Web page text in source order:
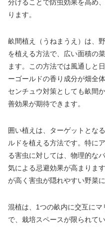
分けることで防虫効果を高め
ります。
畝間植え（うねまうえ）は、
を植える方法で、広い面積の
ます。この方法では風通しと
ーゴールドの香り成分が畑全
センチュウ対策としても畝間
善効果が期待できます。
囲い植えは、ターゲットとな
ルドを植える方法です。特に
る害虫に対しては、物理的な
気による忌避効果が高まりま
が高く害虫が隠れやすい野菜に
混植は、1つの畝内に交互に
で、栽培スペースが限られて